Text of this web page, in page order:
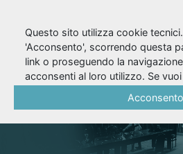
Eh? (1969/
Questo sito utilizza cookie
'Acconsento', scorrendo questa
link o proseguendo la
acconsenti al loro utilizzo. Se
Acconsento